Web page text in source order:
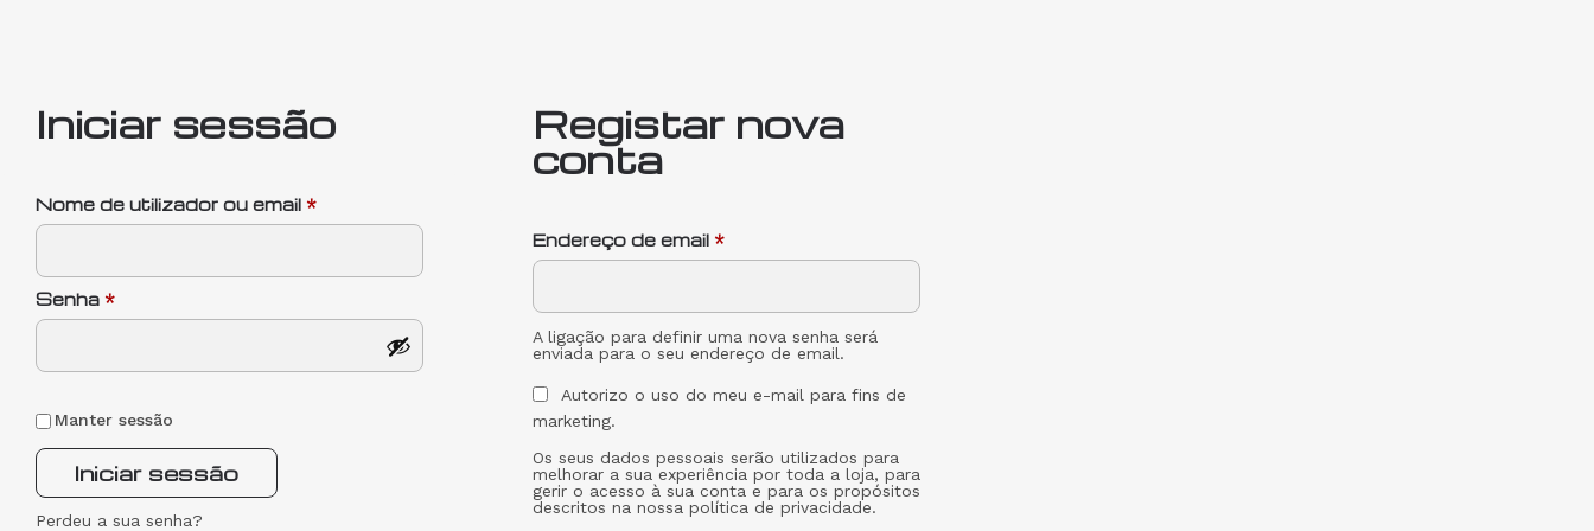
Iniciar sessão
Nome de utilizador ou email *
Senha *
Manter sessão
Iniciar sessão
Perdeu a sua senha?
Registar nova
conta
Endereço de email *
A ligação para definir uma nova senha será
enviada para o seu endereço de email.
Autorizo o uso do meu e-mail para fins de
marketing.
Os seus dados pessoais serão utilizados para
melhorar a sua experiência por toda a loja, para
gerir o acesso à sua conta e para os propósitos
descritos na nossapolítica de privacidade.